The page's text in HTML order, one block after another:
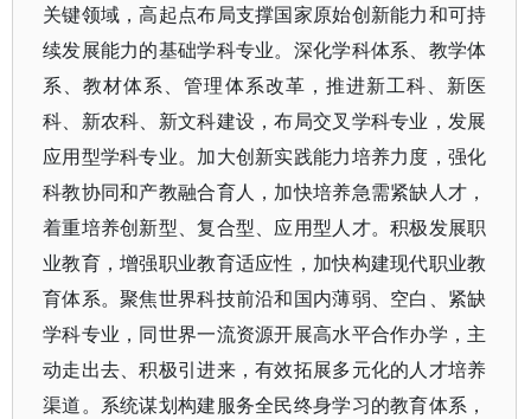
关键领域，高起点布局支撑国家原始创新能力和可持
续发展能力的基础学科专业。深化学科体系、教学体
系、教材体系、管理体系改革，推进新工科、新医
科、新农科、新文科建设，布局交叉学科专业，发展
应用型学科专业。加大创新实践能力培养力度，强化
科教协同和产教融合育人，加快培养急需紧缺人才，
着重培养创新型、复合型、应用型人才。积极发展职
业教育，增强职业教育适应性，加快构建现代职业教
育体系。聚焦世界科技前沿和国内薄弱、空白、紧缺
学科专业，同世界一流资源开展高水平合作办学，主
动走出去、积极引进来，有效拓展多元化的人才培养
渠道。系统谋划构建服务全民终身学习的教育体系，